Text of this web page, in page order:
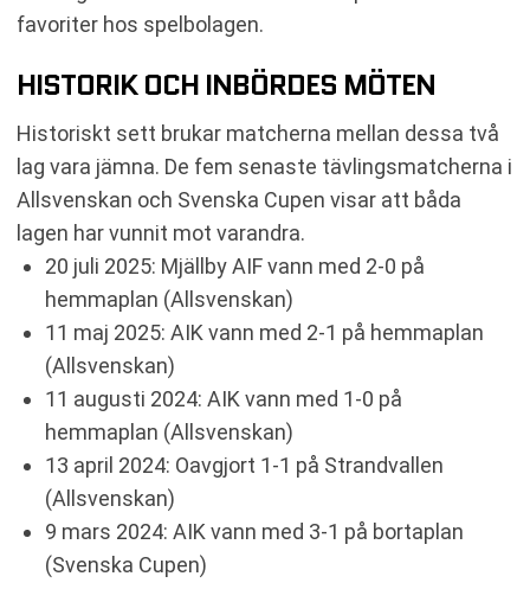
favoriter hos spelbolagen.
HISTORIK OCH INBÖRDES MÖTEN
Historiskt sett brukar matcherna mellan dessa två
lag vara jämna. De fem senaste tävlingsmatcherna i
Allsvenskan och Svenska Cupen visar att båda
lagen har vunnit mot varandra.
20 juli 2025: Mjällby AIF vann med 2-0 på
hemmaplan (Allsvenskan)
11 maj 2025: AIK vann med 2-1 på hemmaplan
(Allsvenskan)
11 augusti 2024: AIK vann med 1-0 på
hemmaplan (Allsvenskan)
13 april 2024: Oavgjort 1-1 på Strandvallen
(Allsvenskan)
9 mars 2024: AIK vann med 3-1 på bortaplan
(Svenska Cupen)